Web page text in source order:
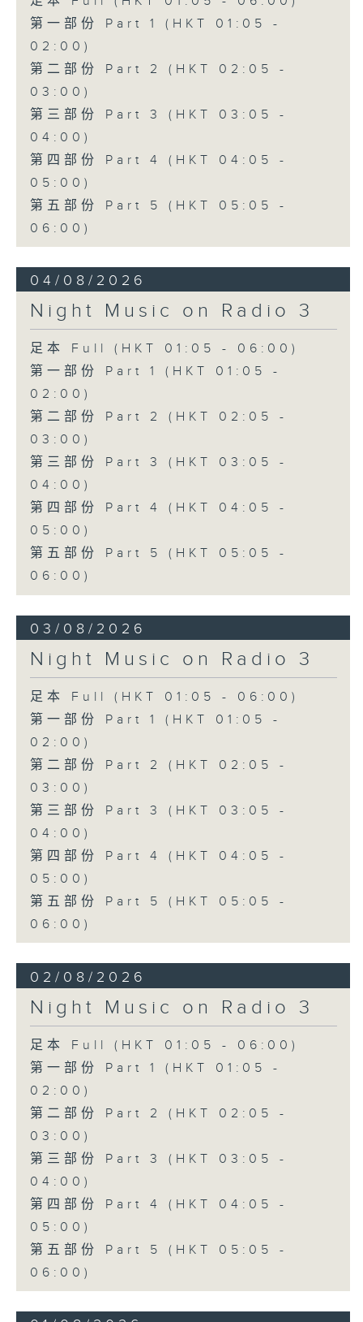
第一部份 Part 1 (HKT 01:05 -
02:00)
第二部份 Part 2 (HKT 02:05 -
03:00)
第三部份 Part 3 (HKT 03:05 -
04:00)
第四部份 Part 4 (HKT 04:05 -
05:00)
第五部份 Part 5 (HKT 05:05 -
06:00)
04/08/2026
Night Music on Radio 3
足本 Full (HKT 01:05 - 06:00)
第一部份 Part 1 (HKT 01:05 -
02:00)
第二部份 Part 2 (HKT 02:05 -
03:00)
第三部份 Part 3 (HKT 03:05 -
04:00)
第四部份 Part 4 (HKT 04:05 -
05:00)
第五部份 Part 5 (HKT 05:05 -
06:00)
03/08/2026
Night Music on Radio 3
足本 Full (HKT 01:05 - 06:00)
第一部份 Part 1 (HKT 01:05 -
02:00)
第二部份 Part 2 (HKT 02:05 -
03:00)
第三部份 Part 3 (HKT 03:05 -
04:00)
第四部份 Part 4 (HKT 04:05 -
05:00)
第五部份 Part 5 (HKT 05:05 -
06:00)
02/08/2026
Night Music on Radio 3
足本 Full (HKT 01:05 - 06:00)
第一部份 Part 1 (HKT 01:05 -
02:00)
第二部份 Part 2 (HKT 02:05 -
03:00)
第三部份 Part 3 (HKT 03:05 -
04:00)
第四部份 Part 4 (HKT 04:05 -
05:00)
第五部份 Part 5 (HKT 05:05 -
06:00)